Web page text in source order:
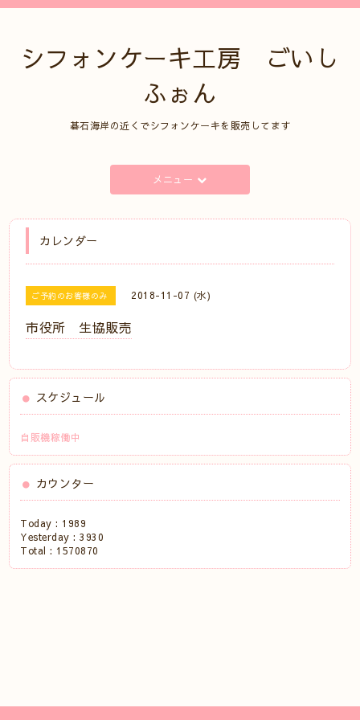
シフォンケーキ工房 ごいし
ふぉん
碁石海岸の近くでシフォンケーキを販売してます
メニュー
カレンダー
ご予約のお客様のみ 2018-11-07 (水)
市役所 生協販売
スケジュール
自販機稼働中
カウンター
Today : 1989
Yesterday :3930
Total : 1570870